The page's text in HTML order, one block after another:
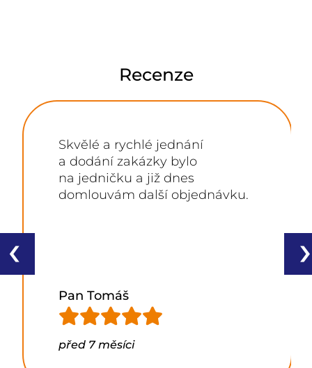
Recenze
Skvělé a rychlé jednání
a dodání zakázky bylo
na jedničku a již dnes
domlouvám další objednávku.
Pan Tomáš
před 7 měsíci
‹ ›